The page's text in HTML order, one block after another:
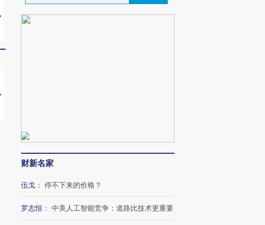
马航飞行员跨国走私7万
粒摇头丸 尿检体内含3种
视线｜被称为“蟑螂”的印
视线｜“入侵”还是“人道危
特朗普出席葬礼疑似打瞌
财新名家
伍戈 ： 停不下来的价格？
罗志恒 ： 中美人工智能竞争：道路比技术更重要